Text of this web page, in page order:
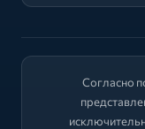
Согласно